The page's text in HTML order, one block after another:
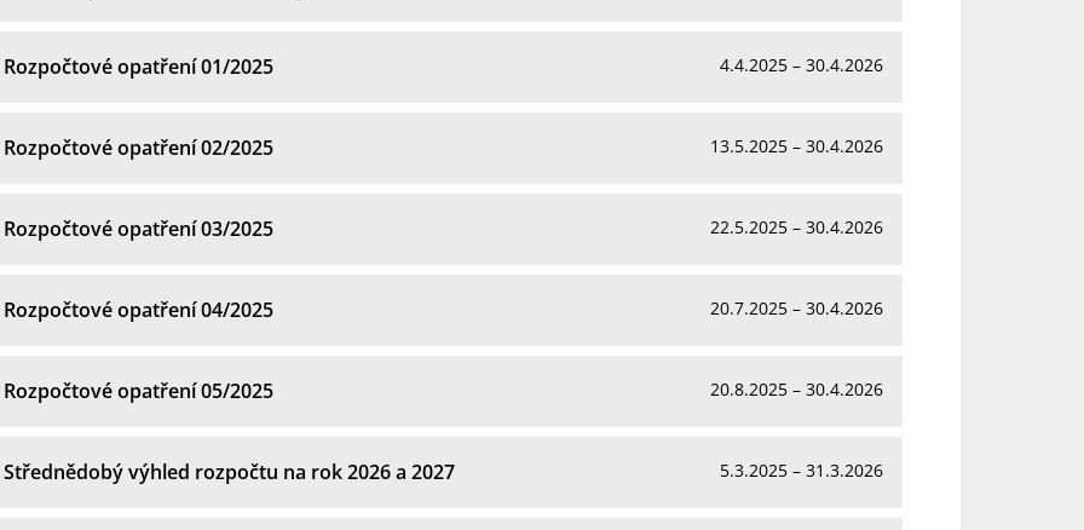
Rozpočtové opatření 01/2025 4.4.2025 – 30.4.2026
Rozpočtové opatření 02/2025 13.5.2025 – 30.4.2026
Rozpočtové opatření 03/2025 22.5.2025 – 30.4.2026
Rozpočtové opatření 04/2025 20.7.2025 – 30.4.2026
Rozpočtové opatření 05/2025 20.8.2025 – 30.4.2026
Střednědobý výhled rozpočtu na rok 2026 a 2027 5.3.2025 – 31.3.2026